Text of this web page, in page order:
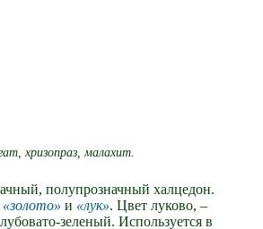
хризопраз, малахит.
полупрозначный халцедон.
золото и лук . Цвет луково, –
зеленый. Используется в